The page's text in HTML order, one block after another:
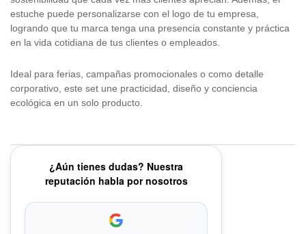
estuche puede personalizarse con el logo de tu empresa,
logrando que tu marca tenga una presencia constante y práctica
en la vida cotidiana de tus clientes o empleados.
Ideal para ferias, campañas promocionales o como detalle
corporativo, este set une practicidad, diseño y conciencia
ecológica en un solo producto.
¿Aún tienes dudas? Nuestra
reputación habla por nosotros